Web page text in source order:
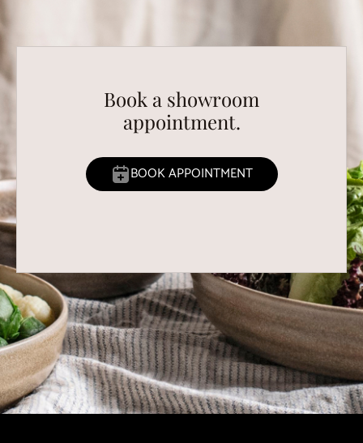
Book a showroom
appointment.
BOOK APPOINTMENT